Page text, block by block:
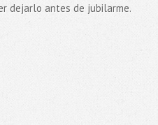
dejarlo antes de jubilarme.